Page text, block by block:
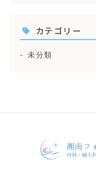
カテゴリー
未分類